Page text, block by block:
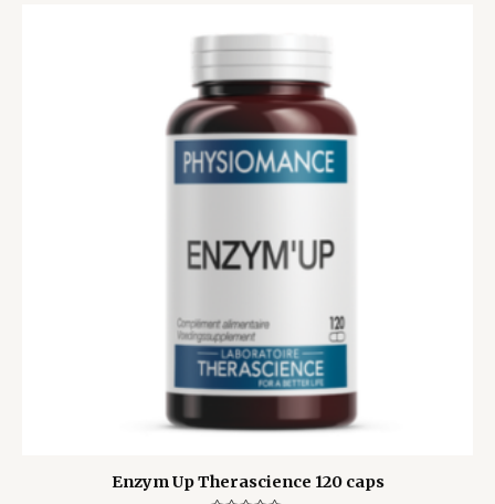
Enzym Up Therascience 120 caps